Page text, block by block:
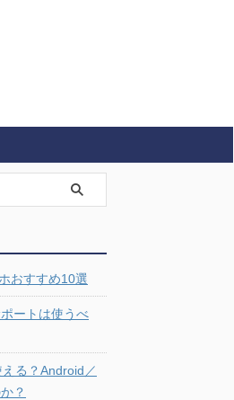
おすすめ10選
ートは使うべ
る？Android／
？